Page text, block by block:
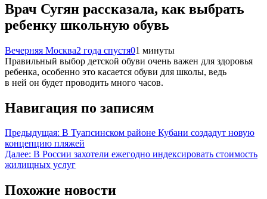
Врач Сугян рассказала, как выбрать
ребенку школьную обувь
Вечерняя Москва2 года спустя01 минуты
Правильный выбор детской обуви очень важен для здоровья
ребенка, особенно это касается обуви для школы, ведь
в ней он будет проводить много часов.
Навигация по записям
Предыдущая: В Туапсинском районе Кубани создадут новую
концепцию пляжей
Далее: В России захотели ежегодно индексировать стоимость
жилищных услуг
Похожие новости